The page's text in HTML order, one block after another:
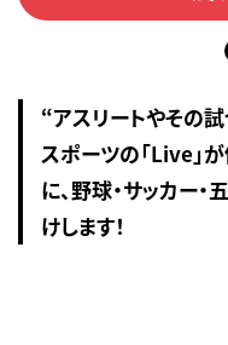
“アスリートやその試
スポーツの「Live」
に、野球・サッカー
けします！